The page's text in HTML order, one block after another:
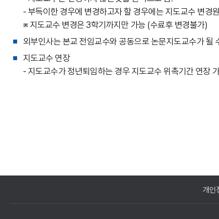
- 부득이한 경우에 변경하고자 할 경우에는 지도교수 변경
※ 지도교수 변경은 3학기까지만 가능 (수료후 변경불가)
외부인사는 본교 전임교수와 공동으로 논문지도교수가 될
지도교수 연장
- 지도교수가 정년퇴임하는 경우 지도교수 위촉기간 연장
개인